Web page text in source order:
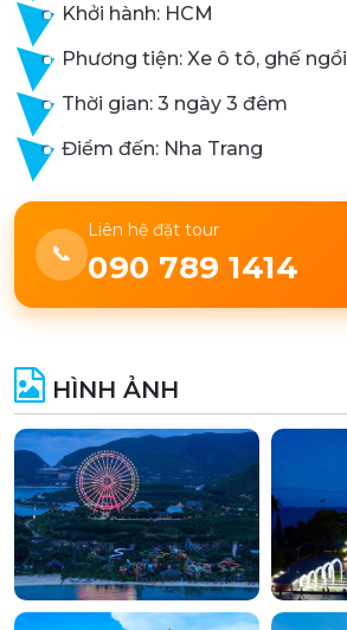
Khởi hành: HCM
Phương tiện: Xe ô tô, ghế ngồi
Thời gian: 3 ngày 3 đêm
Điểm đến: Nha Trang
📞
Liên hệ đặt tour
090 789 1414
HÌNH ẢNH